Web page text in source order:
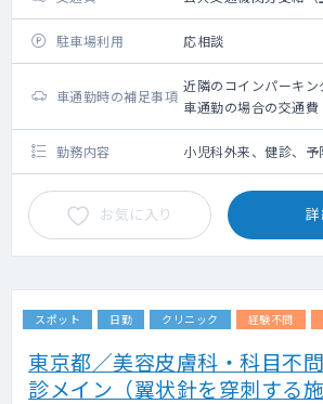
駐車場利用 応相談
車通勤時の補足事項
近隣のコインパーキ
車通勤の場合の交通
路利用料金（上限
限2,000円）
勤務内容 小児科外来、健診、予
お気に入り
スポット 日勤 クリニック 経験不問
東京都／美容皮膚科・科目不
診メイン（翼状針を穿刺する施